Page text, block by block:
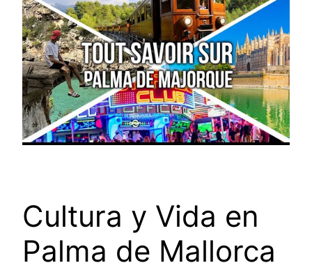
Cultura y Vida en
Palma de Mallorca